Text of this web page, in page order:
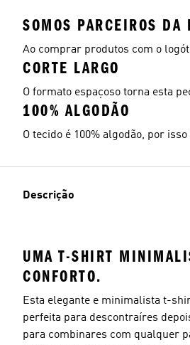
SOMOS PARCEIROS DA
Ao comprar produtos com o
CORTE LARGO
O formato espaçoso torna esta
100% ALGODÃO
O tecido é 100% algodão, por
Descrição
UMA T-SHIRT
CONFORTO.
Esta elegante e minimalista t-
perfeita para descontraíres
para combinares com qualquer